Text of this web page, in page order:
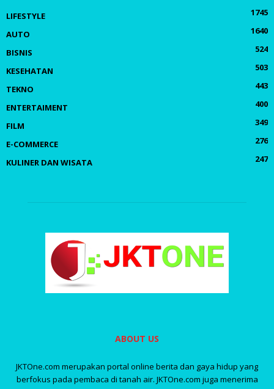
LIFESTYLE
1745
AUTO
1640
BISNIS
524
KESEHATAN
503
TEKNO
443
ENTERTAIMENT
400
FILM
349
E-COMMERCE
276
KULINER DAN WISATA
247
ABOUT US
JKTOne.com merupakan portal online berita dan gaya hidup yang
berfokus pada pembaca di tanah air. JKTOne.com juga menerima